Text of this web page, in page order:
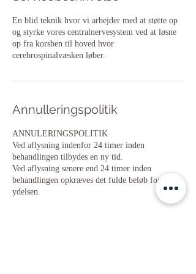
En blid teknik hvor vi arbejder med at støtte op
og styrke vores centralnervesystem ved at løsne
op fra korsben til hoved hvor
cerebrospinalvæsken løber.
Annulleringspolitik
ANNULERINGSPOLITIK
Ved aflysning indenfor 24 timer inden
behandlingen tilbydes en ny tid.
Ved aflysning senere end 24 timer inden
behandlingen opkræves det fulde beløb for
ydelsen.